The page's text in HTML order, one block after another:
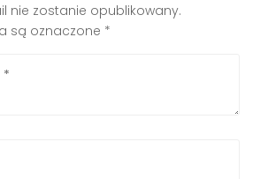
nie zostanie opublikowany.
są oznaczone *